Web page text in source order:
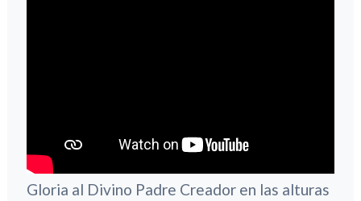
Gloria al Divino Padre Creador en las alturas